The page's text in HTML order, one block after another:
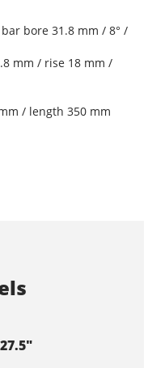
bore 31.8 mm / 8° /
mm / rise 18 mm /
/ length 350 mm